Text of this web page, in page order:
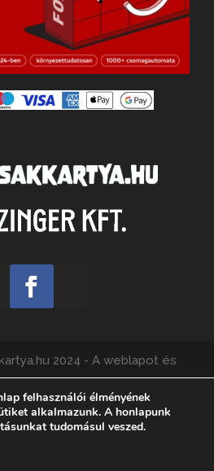
2024 - A weblapot és
az Ulzinger Kft., felelős kiadó:
Ádám.
felhasználói élményének
alkalmazunk. A honlapunk
tudomásul veszed.